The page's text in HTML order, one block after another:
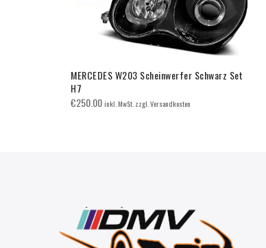
MERCEDES W203 Scheinwerfer Schwarz Set
H7
€250.00inkl. MwSt. zzgl. Versandkosten